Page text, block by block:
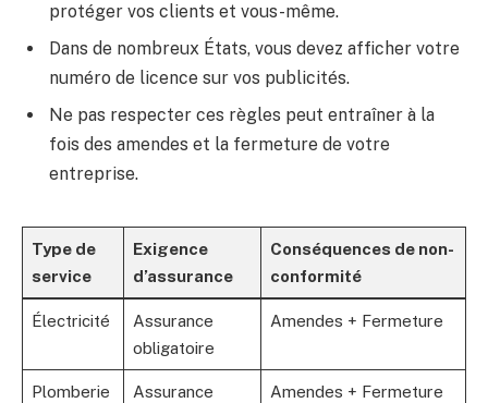
protéger vos clients et vous-même.
Dans de nombreux États, vous devez afficher votre
numéro de licence sur vos publicités.
Ne pas respecter ces règles peut entraîner à la
fois des amendes et la fermeture de votre
entreprise.
Type de
service
Exigence
d’assurance
Conséquences de non-
conformité
Électricité
Assurance
obligatoire
Amendes + Fermeture
Plomberie
Assurance
Amendes + Fermeture